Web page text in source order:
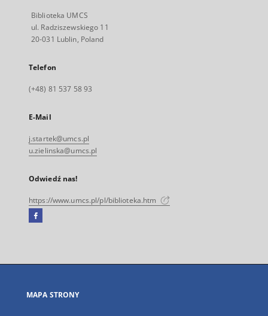
Biblioteka UMCS
ul. Radziszewskiego 11
20-031 Lublin, Poland
Telefon
(+48) 81 537 58 93
E-Mail
j.startek@umcs.pl
u.zielinska@umcs.pl
Odwiedź nas!
https://www.umcs.pl/pl/biblioteka.htm
Facebook
się
karcie
MAPA STRONY